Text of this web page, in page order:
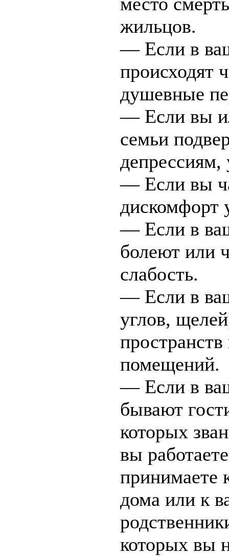
жильцов.
— Если в
происходят
душевные
— Если вы
семьи
депрессиям,
— Если вы
дискомфорт
— Если в
болеют или
слабость.
— Если в
углов,
помещений.
— Если в
бывают
которых
вы
принимаете
дома или к
которых вы